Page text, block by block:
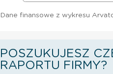
Dane finansowe z wykresu
POSZUKUJESZ
RAPORTU FIRMY?